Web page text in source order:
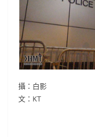
攝：白影
文：KT